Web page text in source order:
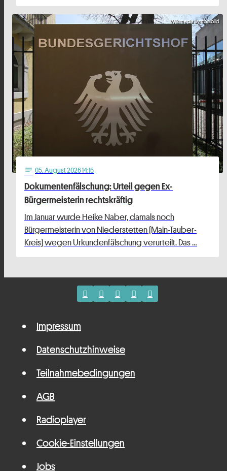
Wikimedia Symbolbild
notes 05. August 2026 14:16
Dokumentenfälschung: Urteil gegen Ex-
Bürgermeisterin rechtskräftig
Im Januar wurde Heike Naber, damals noch
Bürgermeisterin von Niederstetten (Main-Tauber-
Kreis) wegen Urkundenfälschung verurteilt. Das …
Impressum
Datenschutzhinweise
Teilnahmebedingungen
AGB
Radioplayer
Cookie-Einstellungen
Jobs